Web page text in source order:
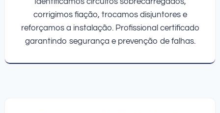
corrigimos fiação, trocamos disjuntores e
reforçamos a instalação. Profissional certificado
garantindo segurança e prevenção de falhas.